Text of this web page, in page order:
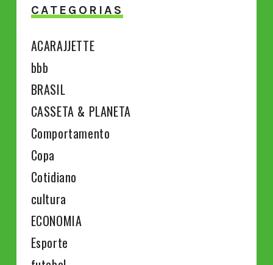
CATEGORIAS
ACARAJJETTE
bbb
BRASIL
CASSETA & PLANETA
Comportamento
Copa
Cotidiano
cultura
ECONOMIA
Esporte